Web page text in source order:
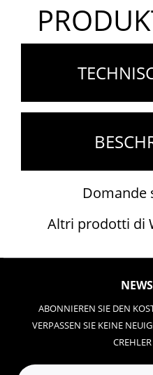
Domande
Altri prodotti di
ABONNIEREN SIE DEN
VERPASSEN SIE KEINE